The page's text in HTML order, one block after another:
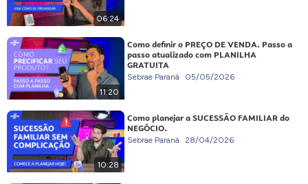
06:24
11:20
Como definir o PREÇO DE VENDA. Passo a
passo atualizado com PLANILHA
GRATUITA
Sebrae Paraná 05/05/2026
10:28
Como planejar a SUCESSÃO FAMILIAR do
NEGÓCIO.
Sebrae Paraná 28/04/2026